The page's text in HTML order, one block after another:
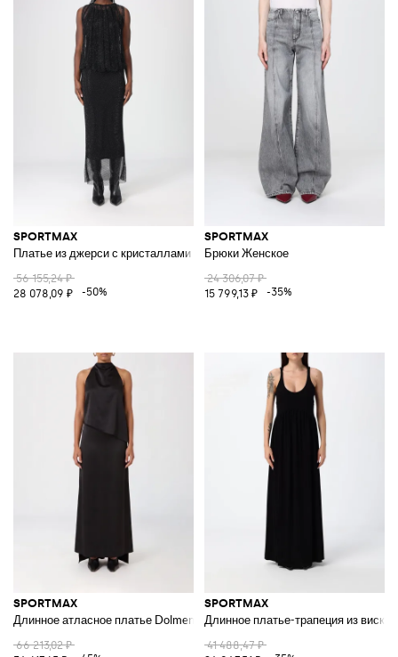
SPORTMAX
Платье из джерси с кристаллами
56 155,24 ₽
28 078,09 ₽
-50%
SPORTMAX
Брюки Женское
24 306,07 ₽
15 799,13 ₽
-35%
SPORTMAX
Длинное атласное платье Dolmen
66 213,02 ₽
SPORTMAX
Длинное платье-трапеция из
41 488,47 ₽